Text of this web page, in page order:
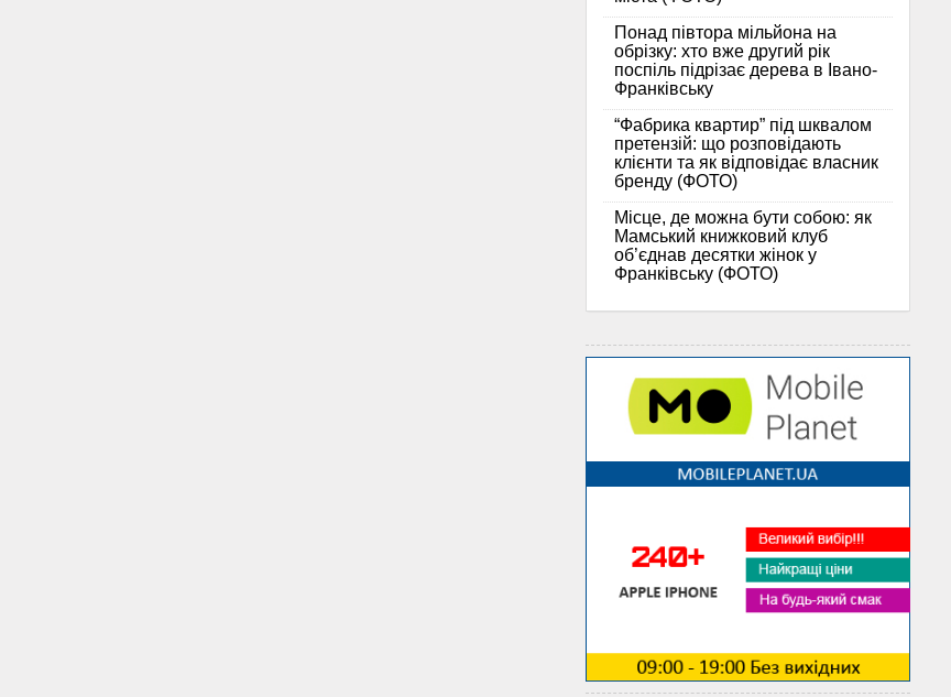
Понад півтора мільйона на
обрізку: хто вже другий рік
поспіль підрізає дерева в Івано-
Франківську
“Фабрика квартир” під шквалом
претензій: що розповідають
клієнти та як відповідає власник
бренду (ФОТО)
Місце, де можна бути собою: як
Мамський книжковий клуб
об’єднав десятки жінок у
Франківську (ФОТО)